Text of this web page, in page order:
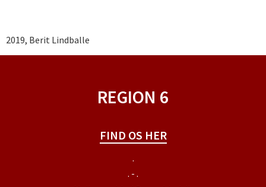
2019, Berit Lindballe
REGION 6
FIND OS HER
.
. - .